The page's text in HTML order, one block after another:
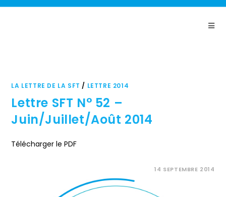
Panneau de gestion des cookies
LA LETTRE DE LA SFT / LETTRE 2014
Lettre SFT N° 52 –
Juin/Juillet/Août 2014
Télécharger le PDF
14 SEPTEMBRE 2014